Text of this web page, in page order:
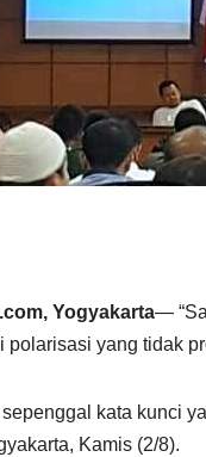
Yogyakarta—
polarisasi yang tidak
kata kunci
Kamis (2/8).